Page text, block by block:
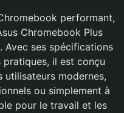
performant,
Chromebook Plus
Avec ses spécifications
il est conçu
utilisateurs modernes,
ou simplement à
pour le travail et les